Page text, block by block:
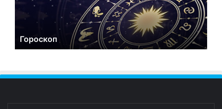
Гороскоп